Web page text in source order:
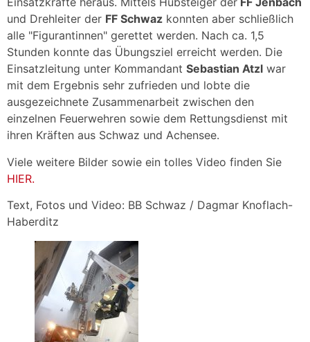
und Drehleiter der FF Schwaz konnten aber schließlich
alle "Figurantinnen" gerettet werden. Nach ca. 1,5
Stunden konnte das Übungsziel erreicht werden. Die
Einsatzleitung unter Kommandant Sebastian Atzl war
mit dem Ergebnis sehr zufrieden und lobte die
ausgezeichnete Zusammenarbeit zwischen den
einzelnen Feuerwehren sowie dem Rettungsdienst mit
ihren Kräften aus Schwaz und Achensee.
Viele weitere Bilder sowie ein tolles Video finden Sie
HIER.
Text, Fotos und Video: BB Schwaz / Dagmar Knoflach-
Haberditz